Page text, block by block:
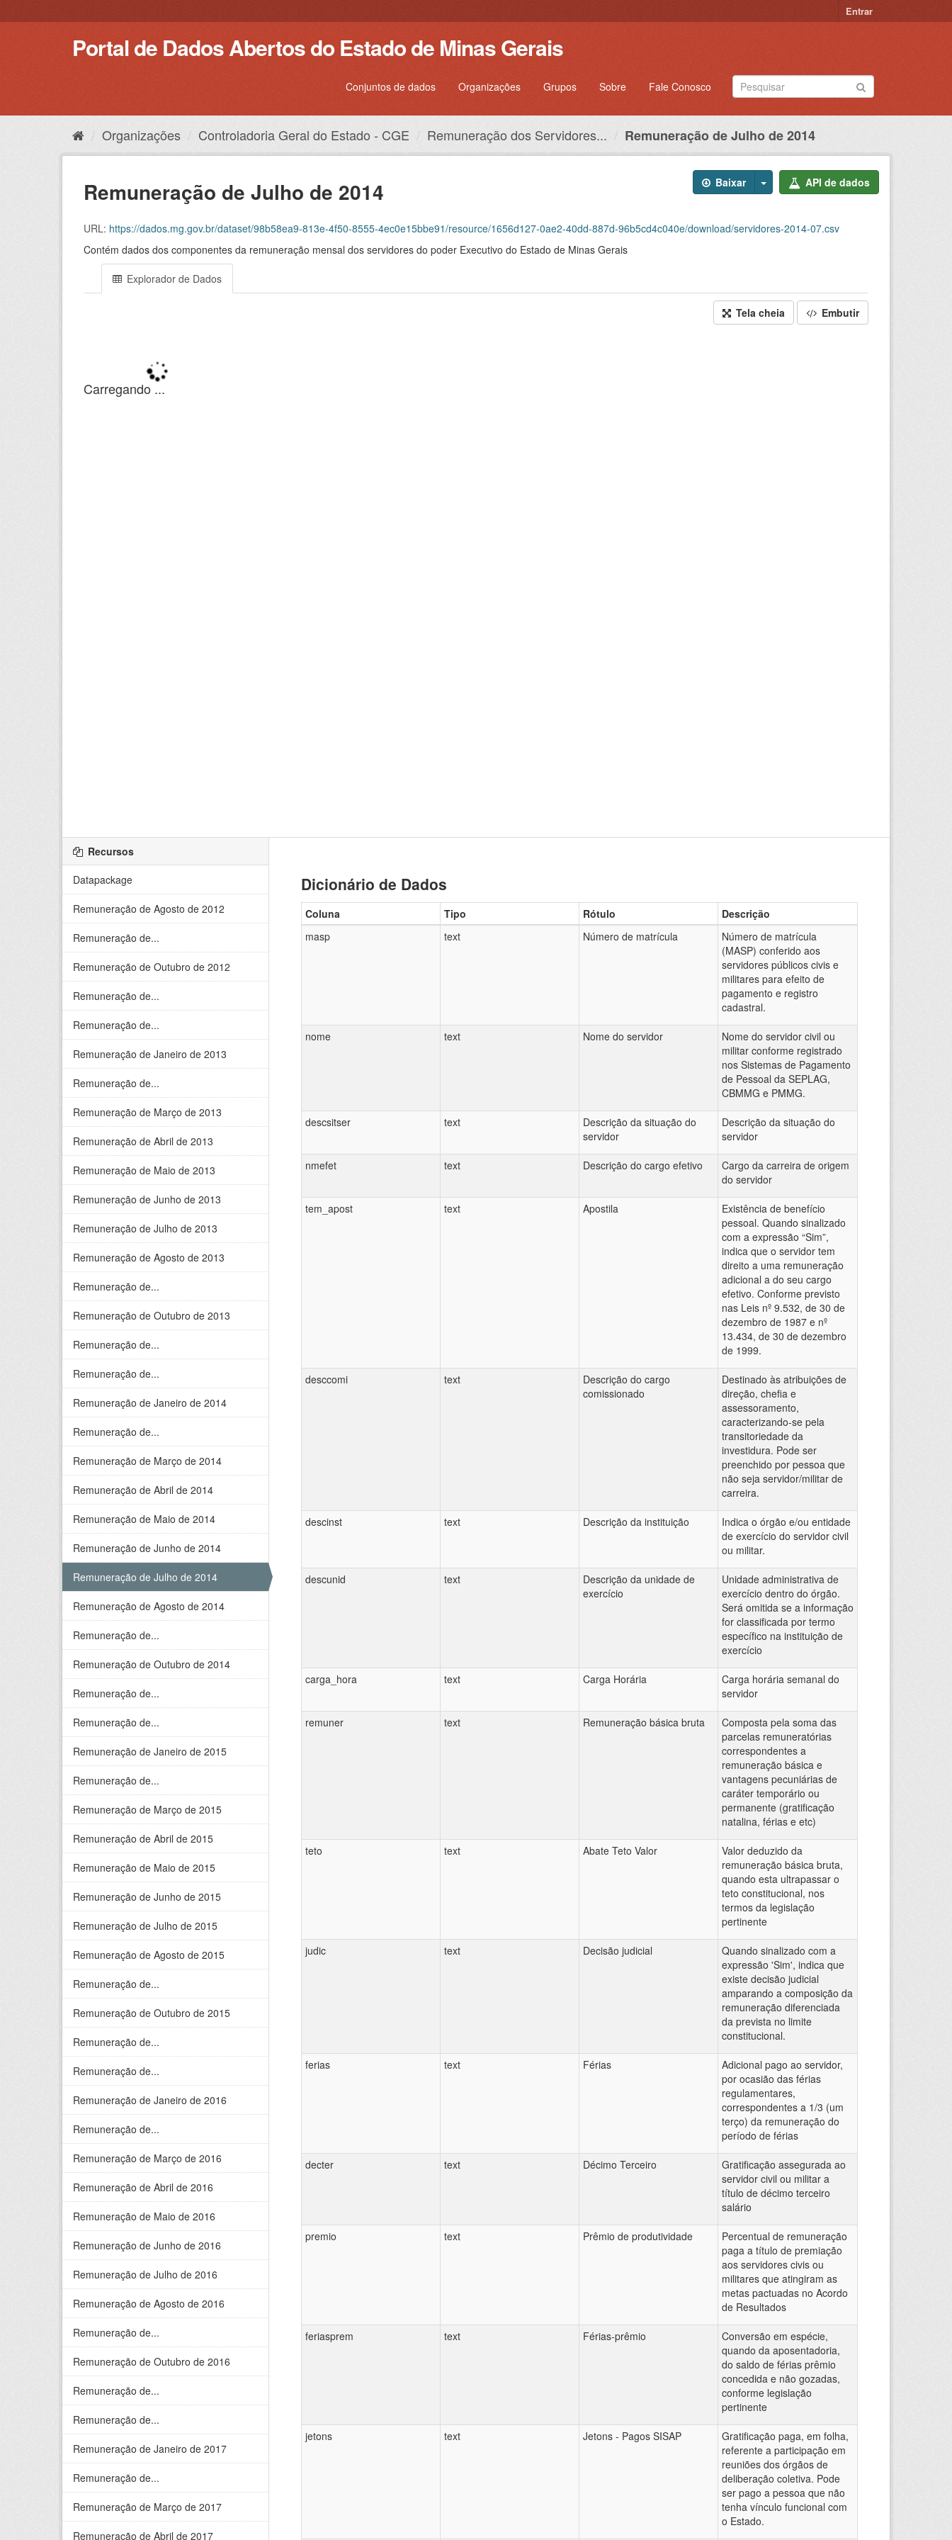
para
Entrar
Portal de Dados Abertos do Estado de Minas Gerais
Conjuntos de dados Organizações Grupos Sobre Fale Conosco
Organizações Controladoria Geral do Estado - CGE Remuneração dos Servidores... Remuneração de Julho de 2014
Baixar API de dados
Remuneração de Julho de 2014
URL: https://dados.mg.gov.br/dataset/98b58ea9-813e-4f50-8555-4ec0e15bbe91/resource/1656d127-0ae2-40dd-887d-96b5cd4c040e/download/servidores-2014-07.csv
Contém dados dos componentes da remuneração mensal dos servidores do poder Executivo do Estado de Minas Gerais
Explorador de Dados
Tela cheia Embutir
Recursos
Datapackage
Remuneração de Agosto de 2012
Remuneração de...
Remuneração de Outubro de 2012
Remuneração de...
Remuneração de...
Remuneração de Janeiro de 2013
Remuneração de...
Remuneração de Março de 2013
Remuneração de Abril de 2013
Remuneração de Maio de 2013
Remuneração de Junho de 2013
Remuneração de Julho de 2013
Remuneração de Agosto de 2013
Remuneração de...
Remuneração de Outubro de 2013
Remuneração de...
Remuneração de...
Remuneração de Janeiro de 2014
Remuneração de...
Remuneração de Março de 2014
Remuneração de Abril de 2014
Remuneração de Maio de 2014
Remuneração de Junho de 2014
Remuneração de Julho de 2014
Remuneração de Agosto de 2014
Remuneração de...
Remuneração de Outubro de 2014
Remuneração de...
Remuneração de...
Remuneração de Janeiro de 2015
Remuneração de...
Remuneração de Março de 2015
Remuneração de Abril de 2015
Remuneração de Maio de 2015
Remuneração de Junho de 2015
Remuneração de Julho de 2015
Remuneração de Agosto de 2015
Remuneração de...
Remuneração de Outubro de 2015
Remuneração de...
Remuneração de...
Remuneração de Janeiro de 2016
Remuneração de...
Remuneração de Março de 2016
Remuneração de Abril de 2016
Remuneração de Maio de 2016
Remuneração de Junho de 2016
Remuneração de Julho de 2016
Remuneração de Agosto de 2016
Remuneração de...
Remuneração de Outubro de 2016
Remuneração de...
Remuneração de...
Remuneração de Janeiro de 2017
Remuneração de...
Remuneração de Março de 2017
Remuneração de Abril de 2017
Dicionário de Dados
Coluna Tipo Rótulo
Descrição
masp
text Número de matrícula
Número de matrícula
(MASP) conferido aos
servidores públicos civis e
militares para efeito de
pagamento e registro
cadastral.
nome text Nome do servidor
Nome do servidor civil ou
militar conforme registrado
nos Sistemas de Pagamento
de Pessoal da SEPLAG,
CBMMG e PMMG.
descsitser text
Descrição da situação do
servidor
Descrição da situação do
servidor
nmefet text Descrição do cargo efetivo
Cargo da carreira de origem
do servidor
tem_apost text Apostila
Existência de benefício
pessoal. Quando sinalizado
com a expressão “Sim”,
indica que o servidor tem
direito a uma remuneração
adicional a do seu cargo
efetivo. Conforme previsto
nas Leis nº 9.532, de 30 de
dezembro de 1987 e nº
13.434, de 30 de dezembro
de 1999.
desccomi text
Descrição do cargo
comissionado
Destinado às atribuições de
direção, chefia e
assessoramento,
caracterizando-se pela
transitoriedade da
investidura. Pode ser
preenchido por pessoa que
não seja servidor/militar de
carreira.
descinst text Descrição da instituição
Indica o órgão e/ou entidade
de exercício do servidor civil
ou militar.
descunid text
Descrição da unidade de
exercício
Unidade administrativa de
exercício dentro do órgão.
Será omitida se a informação
for classificada por termo
específico na instituição de
exercício
carga_hora text Carga Horária
Carga horária semanal do
servidor
remuner text Remuneração básica bruta
Composta pela soma das
parcelas remuneratórias
correspondentes a
remuneração básica e
vantagens pecuniárias de
caráter temporário ou
permanente (gratificação
natalina, férias e etc)
teto text Abate Teto Valor
Valor deduzido da
remuneração básica bruta,
quando esta ultrapassar o
teto constitucional, nos
termos da legislação
pertinente
judic text Decisão judicial
Quando sinalizado com a
expressão 'Sim', indica que
existe decisão judicial
amparando a composição da
remuneração diferenciada
da prevista no limite
constitucional.
ferias text Férias
Adicional pago ao servidor,
por ocasião das férias
regulamentares,
correspondentes a 1/3 (um
terço) da remuneração do
período de férias
decter text Décimo Terceiro
Gratificação assegurada ao
servidor civil ou militar a
título de décimo terceiro
salário
premio text Prêmio de produtividade
Percentual de remuneração
paga a título de premiação
aos servidores civis ou
militares que atingiram as
metas pactuadas no Acordo
de Resultados
feriasprem text Férias-prêmio
Conversão em espécie,
quando da aposentadoria,
do saldo de férias prêmio
concedida e não gozadas,
conforme legislação
pertinente
jetons text Jetons - Pagos SISAP
Gratificação paga, em folha,
referente a participação em
reuniões dos órgãos de
deliberação coletiva. Pode
ser pago a pessoa que não
tenha vínculo funcional com
o Estado.